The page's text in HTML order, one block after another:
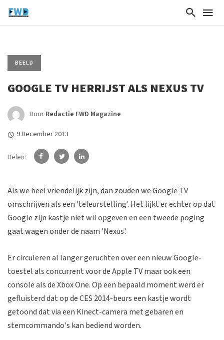
BEELD
GOOGLE TV HERRIJST ALS NEXUS TV
Door Redactie FWD Magazine
9 December 2013
Delen:
Als we heel vriendelijk zijn, dan zouden we Google TV
omschrijven als een 'teleurstelling'. Het lijkt er echter op dat
Google zijn kastje niet wil opgeven en een tweede poging
gaat wagen onder de naam 'Nexus'.
Er circuleren al langer geruchten over een nieuw Google-
toestel als concurrent voor de Apple TV maar ook een
console als de Xbox One. Op een bepaald moment werd er
gefluisterd dat op de CES 2014-beurs een kastje wordt
getoond dat via een Kinect-camera met gebaren en
stemcommando's kan bediend worden.